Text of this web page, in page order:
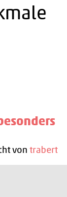
von trabert